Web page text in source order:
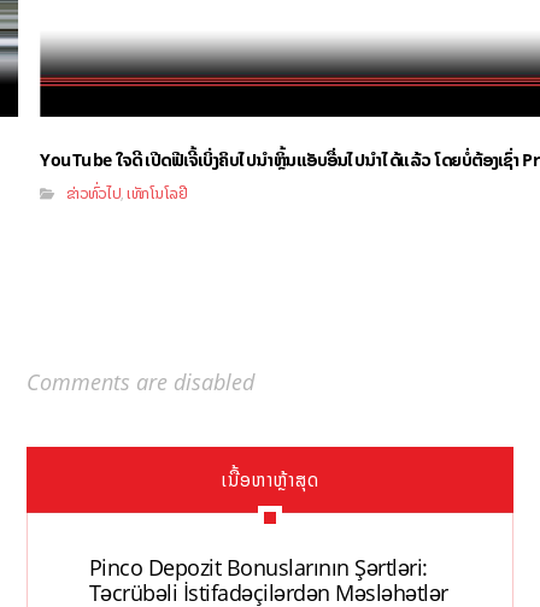
YouTube ໃຈດີ ເປີດຟີເຈີ້ເບິ່ງຄິບໄປນຳຫຼິ້ນແອັບອື່ນໄປນຳໄດ້ແລ້ວ ໂດຍບໍ່ຕ້ອງເຊົ່າ
ຂ່າວທົ່ວໄປ,ເທັກໂນໂລຢີ
Comments are disabled
ເນື້ອຫາຫຼ້າສຸດ
Pinco Depozit Bonuslarının Şərtləri:
Təcrübəli İstifadəçilərdən Məsləhətlər